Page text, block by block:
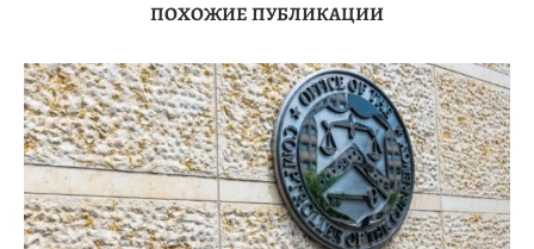
ПОХОЖИЕ ПУБЛИКАЦИИ